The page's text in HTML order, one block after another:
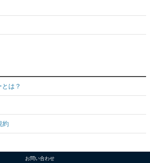
は？
約
お問い合わせ